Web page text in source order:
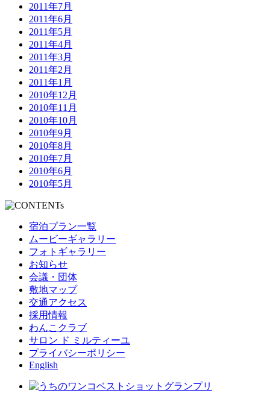
2011年7月
2011年6月
2011年5月
2011年4月
2011年3月
2011年2月
2011年1月
2010年12月
2010年11月
2010年10月
2010年9月
2010年8月
2010年7月
2010年6月
2010年5月
宿泊プラン一覧
ムービーギャラリー
フォトギャラリー
お知らせ
会議・団体
敷地マップ
交通アクセス
採用情報
わんこクラブ
サロン ド ミルティーユ
プライバシーポリシー
English